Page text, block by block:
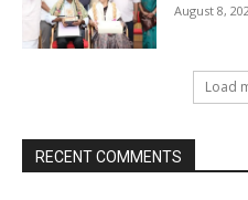
August 8,
Load
RECENT COMMENTS